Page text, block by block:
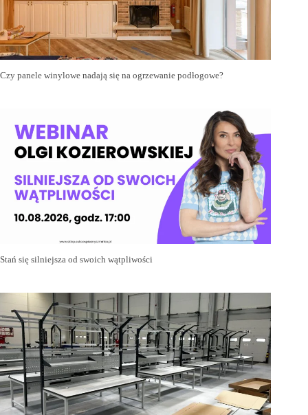
Czy panele winylowe nadają się na ogrzewanie podłogowe?
Stań się silniejsza od swoich wątpliwości